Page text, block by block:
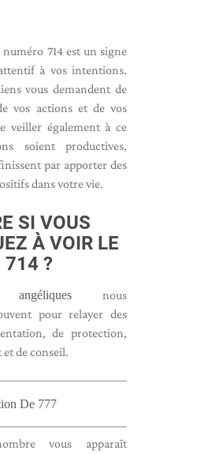
numéro 714 est un signe
à vos intentions.
vous demandent de
vos actions et de vos
veiller également à ce
soient productives,
par apporter des
dans votre vie.
SI VOUS
À VOIR LE
714 ?
nous
pour relayer des
de protection,
de conseil.
De 777
vous apparaît